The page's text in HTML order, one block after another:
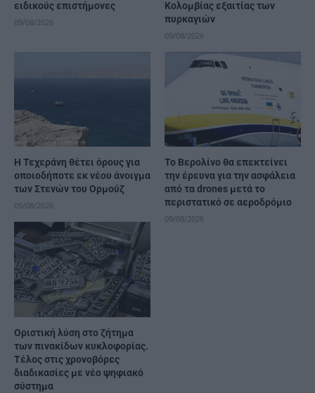
ειδικούς επιστήμονες
09/08/2026
Κολομβίας εξαιτίας των
πυρκαγιών
09/08/2026
Η Τεχεράνη θέτει όρους για
οποιοδήποτε εκ νέου άνοιγμα
των Στενών του Ορμούζ
09/08/2026
Το Βερολίνο θα επεκτείνει
την έρευνα για την ασφάλεια
από τα drones μετά το
περιστατικό σε αεροδρόμιο
09/08/2026
Οριστική λύση στο ζήτημα
των πινακίδων κυκλοφορίας.
Τέλος στις χρονοβόρες
διαδικασίες με νέο ψηφιακό
σύστημα